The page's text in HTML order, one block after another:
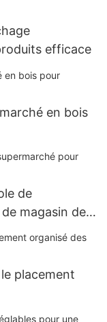
efficace
en bois
de
magasin de
placement